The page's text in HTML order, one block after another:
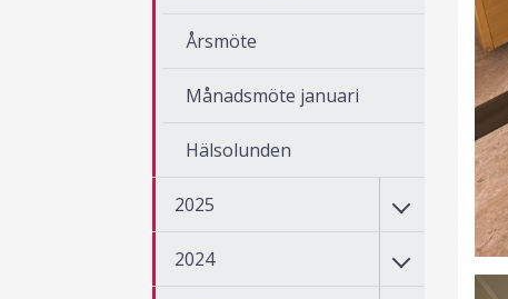
Årsmöte
Månadsmöte januari
Hälsolunden
2025
2024